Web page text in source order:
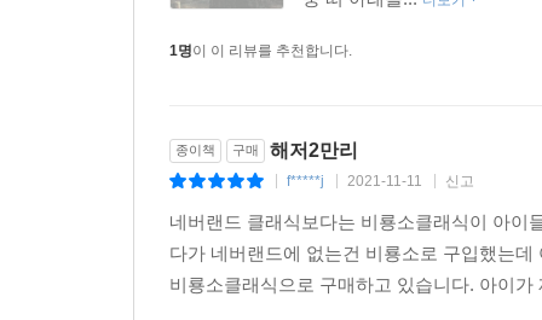
1명이 이 리뷰를 추천합니다.
종이책 구매 해저2만리
f*****j 2021-11-11 신고
네버랜드 클래식보다는 비룡소클래식이 아이
다가 네버랜드에 없는건 비룡소로 구입했는
비룡소클래식으로 구매하고 있습니다. 아이